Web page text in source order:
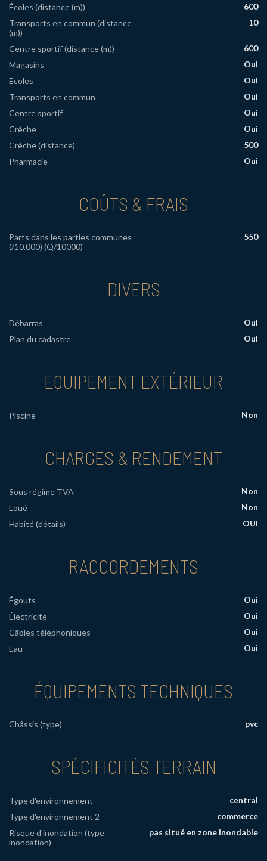
Écoles (distance (m))
600
Transports en commun (distance
(m))
10
Centre sportif (distance (m))
600
Magasins
Oui
Ecoles
Oui
Transports en commun
Oui
Centre sportif
Oui
Crèche
Oui
Crèche (distance)
500
Pharmacie
Oui
COÛTS & FRAIS
Parts dans les parties communes
(/10.000) (Q/10000)
550
DIVERS
Débarras
Oui
Plan du cadastre
Oui
EQUIPEMENT EXTÉRIEUR
Piscine Non
CHARGES & RENDEMENT
Sous régime TVA
Non
Loué
Non
Habité (détails)
OUI
RACCORDEMENTS
Égouts
Oui
Électricité
Oui
Câbles téléphoniques
Oui
Eau
Oui
ÉQUIPEMENTS TECHNIQUES
Châssis (type) pvc
SPÉCIFICITÉS TERRAIN
Type d'environnement
central
Type d'environnement 2
commerce
Risque d'inondation (type
inondation)
pas situé en zone inondable